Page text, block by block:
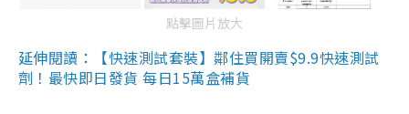
點擊圖片放大
延伸閱讀：【快速測試套裝】鄰住買開賣$9.9快速測試
劑！最快即日發貨 每日15萬盒補貨